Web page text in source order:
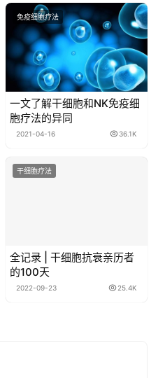
免疫细胞疗法
一文了解干细胞和NK免疫细
胞疗法的异同
2021-04-16 36.1K
干细胞疗法
全记录 | 干细胞抗衰亲历者
的100天
2022-09-23 25.4K